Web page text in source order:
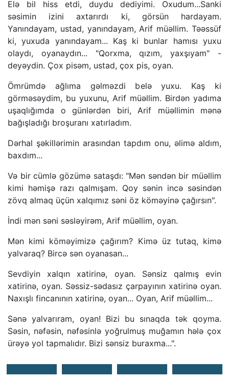
Elə bil hiss etdi, duydu dediyimi. Oxudum...Sanki
səsimin izini axtarırdı ki, görsün hardayam.
Yanındayam, ustad, yanındayam, Arif müəllim. Təəssüf
ki, yuxuda yanındayam... Kaş ki bunlar hamısı yuxu
olaydı, oyanaydın... "Qorxma, qızım, yaxşıyam" -
deyəydin. Çox pisəm, ustad, çox pis, oyan.
Ömrümdə ağlıma gəlməzdi belə yuxu. Kaş ki
görməsəydim, bu yuxunu, Arif müəllim. Birdən yadıma
uşaqlığımda o günlərdən biri, Arif müəllimin mənə
bağışladığı broşuranı xatırladım.
Dərhal şəkillərimin arasından tapdım onu, əlimə aldım,
baxdım...
Və bir cümlə gözümə sataşdı: "Mən səndən bir müəllim
kimi həmişə razı qalmışam. Qoy sənin incə səsindən
zövq almaq üçün xalqımız səni öz köməyinə çağırsın".
İndi mən səni səsləyirəm, Arif müəllim, oyan.
Mən kimi köməyimizə çağırım? Kimə üz tutaq, kimə
yalvaraq? Bircə sən oyanasan...
Sevdiyin xalqın xatirinə, oyan. Sənsiz qalmış evin
xatirinə, oyan. Səssiz-sədasız çarpayının xatirinə oyan.
Naxışlı fincanının xatirinə, oyan... Oyan, Arif müəllim...
Sənə yalvarıram, oyan! Bizi bu sınaqda tək qoyma.
Səsin, nəfəsin, nəfəsinlə yoğrulmuş muğamın hələ çox
ürəyə yol tapmalıdır. Bizi sənsiz buraxma...".